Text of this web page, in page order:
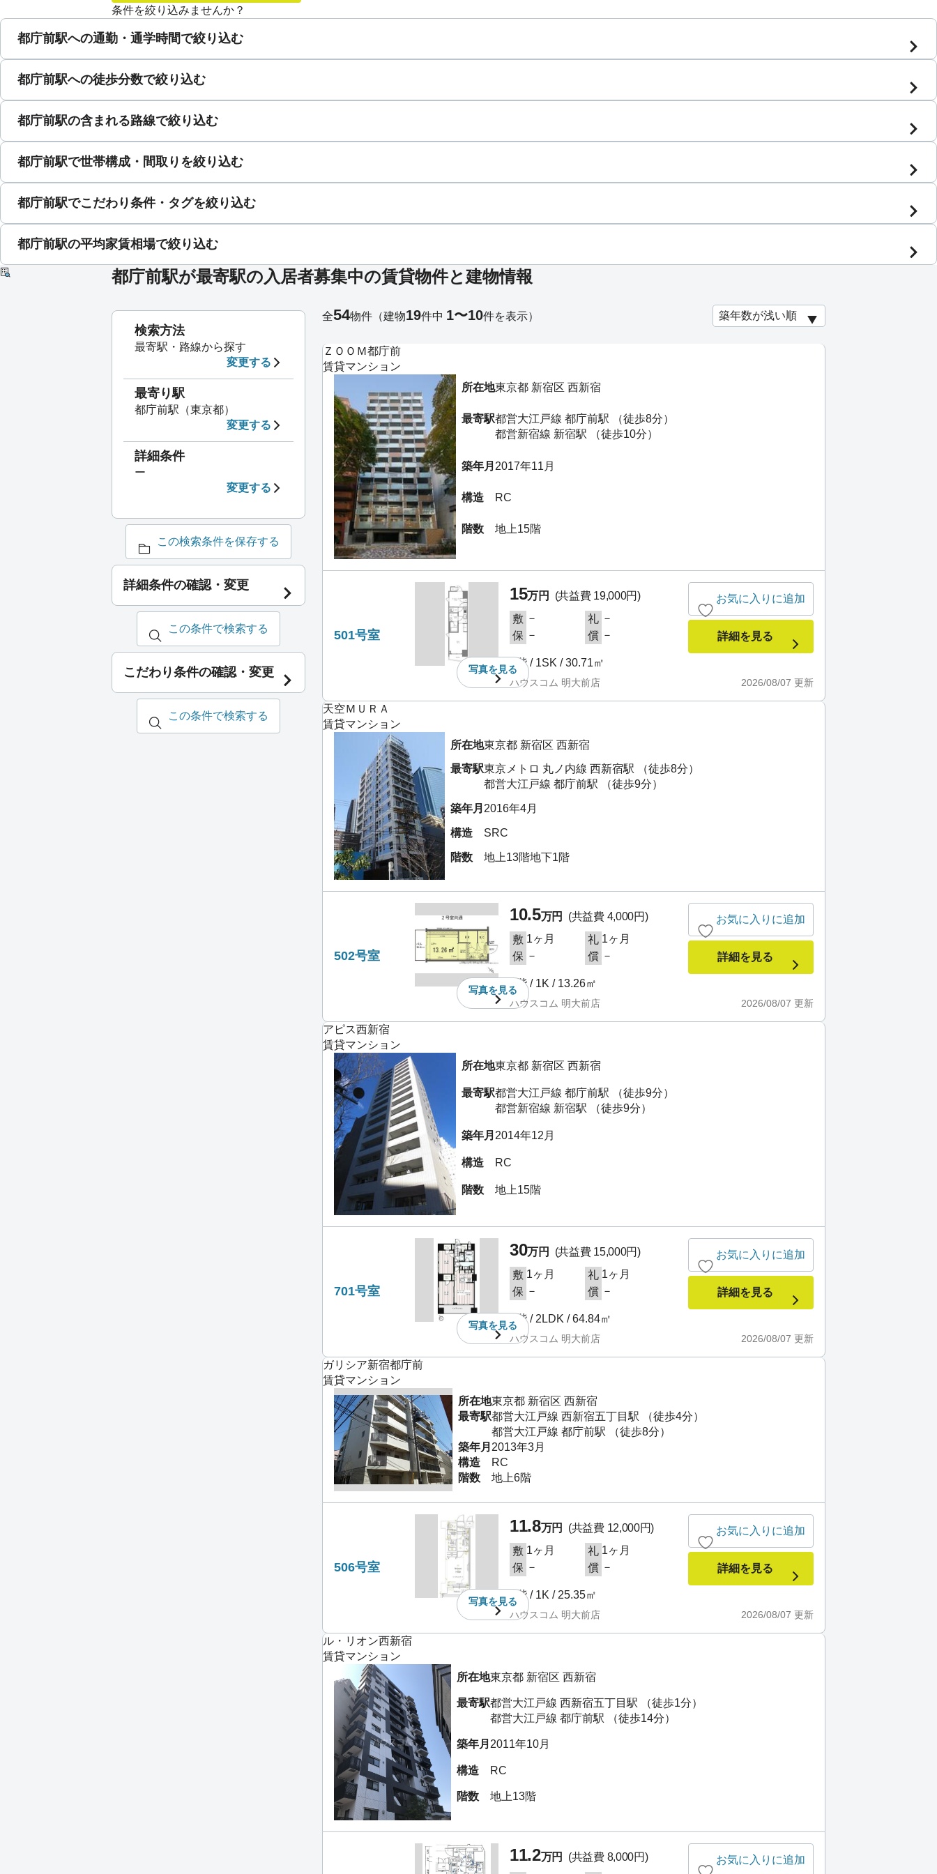
条件を絞り込みませんか？
都庁前駅への通勤・通学時間で絞り込む
都庁前駅への徒歩分数で絞り込む
都庁前駅の含まれる路線で絞り込む
都庁前駅で世帯構成・間取りを絞り込む
都庁前駅でこだわり条件・タグを絞り込む
都庁前駅の平均家賃相場で絞り込む
都庁前駅が最寄駅の入居者募集中の賃貸物件と建物情報
ＺＯＯＭ都庁前
賃貸マンション
所在地東京都 新宿区 西新宿
最寄駅都営大江戸線 都庁前駅 （徒歩8分）
都営新宿線 新宿駅 （徒歩10分）
築年月 2017年11月
構造 RC
階数 地上15階
501号室
写真を見る
15万円
(共益費 19,000円)
敷 － 礼 －
保 － 償 －
5階 / 1SK / 30.71㎡
2026/08/07 更新
ハウスコム 明大前店
お気に入りに追加
詳細を見る
天空ＭＵＲＡ
賃貸マンション
所在地東京都 新宿区 西新宿
最寄駅東京メトロ 丸ノ内線 西新宿駅 （徒歩8分）
都営大江戸線 都庁前駅 （徒歩9分）
築年月 2016年4月
構造 SRC
階数 地上13階地下1階
502号室
写真を見る
10.5万円
(共益費 4,000円)
敷 1ヶ月 礼 1ヶ月
保 － 償 －
5階 / 1K / 13.26㎡
2026/08/07 更新
ハウスコム 明大前店
お気に入りに追加
詳細を見る
アピス西新宿
賃貸マンション
所在地東京都 新宿区 西新宿
最寄駅都営大江戸線 都庁前駅 （徒歩9分）
都営新宿線 新宿駅 （徒歩9分）
築年月 2014年12月
構造 RC
階数 地上15階
701号室
写真を見る
30万円
(共益費 15,000円)
敷 1ヶ月 礼 1ヶ月
保 － 償 －
7階 / 2LDK / 64.84㎡
2026/08/07 更新
ハウスコム 明大前店
お気に入りに追加
詳細を見る
ガリシア新宿都庁前
賃貸マンション
所在地東京都 新宿区 西新宿
最寄駅都営大江戸線 西新宿五丁目駅 （徒歩4分）
都営大江戸線 都庁前駅 （徒歩8分）
築年月 2013年3月
構造
RC
階数
地上6階
506号室
写真を見る
11.8万円
(共益費 12,000円)
敷 1ヶ月 礼 1ヶ月
保 － 償 －
5階 / 1K / 25.35㎡
2026/08/07 更新
ハウスコム 明大前店
お気に入りに追加
詳細を見る
ル・リオン西新宿
賃貸マンション
所在地東京都 新宿区 西新宿
最寄駅都営大江戸線 西新宿五丁目駅 （徒歩1分）
都営大江戸線 都庁前駅 （徒歩14分）
築年月 2011年10月
構造 RC
階数 地上13階
11.2万円
(共益費 8,000円)
お気に入りに追加
全54物件 （建物19件中 1〜10件を表示）
検索方法
最寄駅・路線から探す
変更する
最寄り駅
都庁前駅（東京都）
変更する
詳細条件
ー
変更する
この検索条件を保存する
詳細条件の確認・変更
この条件で検索する
こだわり条件の確認・変更
この条件で検索する